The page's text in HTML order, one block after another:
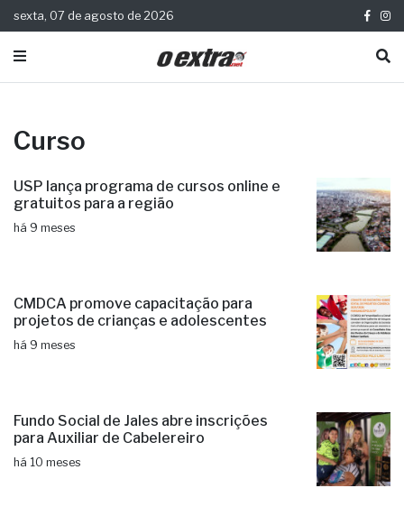
sexta, 07 de agosto de 2026
Curso
USP lança programa de cursos online e
gratuitos para a região
há 9 meses
CMDCA promove capacitação para
projetos de crianças e adolescentes
há 9 meses
Fundo Social de Jales abre inscrições
para Auxiliar de Cabelereiro
há 10 meses